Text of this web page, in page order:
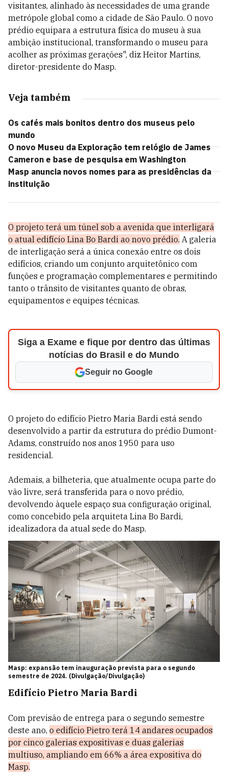
visitantes, alinhado às necessidades de uma grande
metrópole global como a cidade de São Paulo. O novo
prédio equipara a estrutura física do museu à sua
ambição institucional, transformando o museu para
acolher as próximas gerações", diz Heitor Martins,
diretor-presidente do Masp.
Veja também
Os cafés mais bonitos dentro dos museus pelo
mundo
O novo Museu da Exploração tem relógio de James
Cameron e base de pesquisa em Washington
Masp anuncia novos nomes para as presidências da
instituição
O projeto terá um túnel sob a avenida que interligará
o atual edifício Lina Bo Bardi ao novo prédio. A galeria
de interligação será a única conexão entre os dois
edifícios, criando um conjunto arquitetônico com
funções e programação complementares e permitindo
tanto o trânsito de visitantes quanto de obras,
equipamentos e equipes técnicas.
Siga a Exame e fique por dentro das últimas
notícias do Brasil e do Mundo
Seguir no Google
O projeto do edifício Pietro Maria Bardi está sendo
desenvolvido a partir da estrutura do prédio Dumont-
Adams, construído nos anos 1950 para uso
residencial.
Ademais, a bilheteria, que atualmente ocupa parte do
vão livre, será transferida para o novo prédio,
devolvendo àquele espaço sua configuração original,
como concebido pela arquiteta Lina Bo Bardi,
idealizadora da atual sede do Masp.
Masp: expansão tem inauguração prevista para o segundo
semestre de 2024. (Divulgação/Divulgação)
Edifício Pietro Maria Bardi
Com previsão de entrega para o segundo semestre
deste ano, o edifício Pietro terá 14 andares ocupados
por cinco galerias expositivas e duas galerias
multiuso, ampliando em 66% a área expositiva do
Masp.